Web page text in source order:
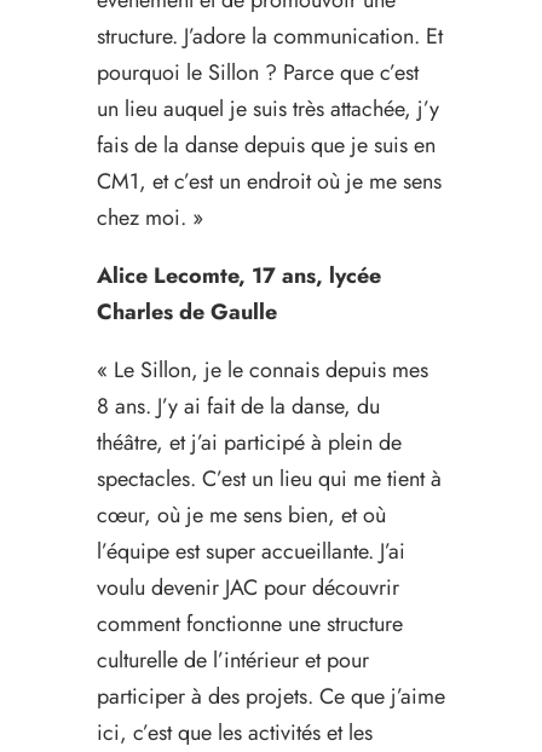
structure. J’adore la communication. Et
pourquoi le Sillon ? Parce que c’est
un lieu auquel je suis très attachée, j’y
fais de la danse depuis que je suis en
CM1, et c’est un endroit où je me sens
chez moi. »
Alice Lecomte, 17 ans, lycée
Charles de Gaulle
« Le Sillon, je le connais depuis mes
8 ans. J’y ai fait de la danse, du
théâtre, et j’ai participé à plein de
spectacles. C’est un lieu qui me tient à
cœur, où je me sens bien, et où
l’équipe est super accueillante. J’ai
voulu devenir JAC pour découvrir
comment fonctionne une structure
culturelle de l’intérieur et pour
participer à des projets. Ce que j’aime
ici, c’est que les activités et les